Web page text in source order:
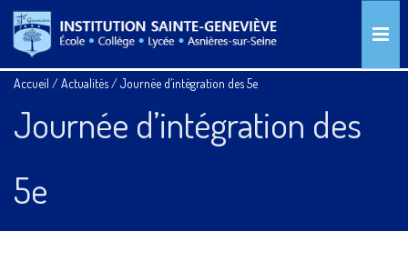
Accueil /Actualités/Journée d’intégration des 5e
Journée d’intégration des
5e